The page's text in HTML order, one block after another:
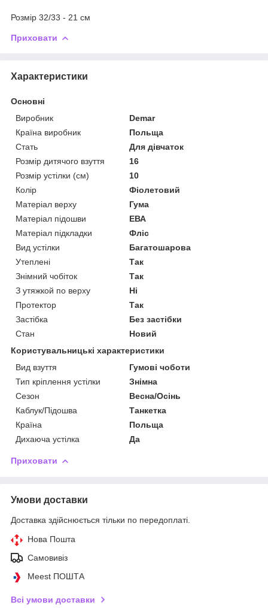
Розмір 32/33 - 21 см
Приховати
Характеристики
Основні
Виробник
Demar
Країна виробник
Польща
Стать
Для дівчаток
Розмір дитячого взуття
16
Розмір устілки (см)
10
Колір
Фіолетовий
Матеріал верху
Гума
Матеріал підошви
ЕВА
Матеріал підкладки
Фліс
Вид устілки
Багатошарова
Утеплені
Так
Знімний чобіток
Так
З утяжкой по верху
Ні
Протектор
Так
Застібка
Без застібки
Стан
Новий
Користувальницькі характеристики
Вид взуття
Гумові чоботи
Тип кріплення устілки
Знімна
Сезон
Весна/Осінь
Каблук/Підошва
Танкетка
Країна
Польща
Дихаюча устілка
Да
Приховати
Умови доставки
Доставка здійснюється тільки по передоплаті.
Нова Пошта
Самовивіз
Meest ПОШТА
Всі умови доставки